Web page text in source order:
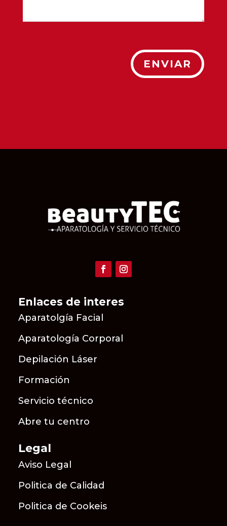
ENVIAR
Enlaces de interes
Aparatolgía Facial
Aparatología Corporal
Depilación Láser
Formación
Servicio técnico
Abre tu centro
Legal
Aviso Legal
Politica de Calidad
Politica de Cookeis